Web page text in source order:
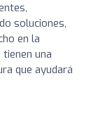
soluciones,
en la
una
que ayudará